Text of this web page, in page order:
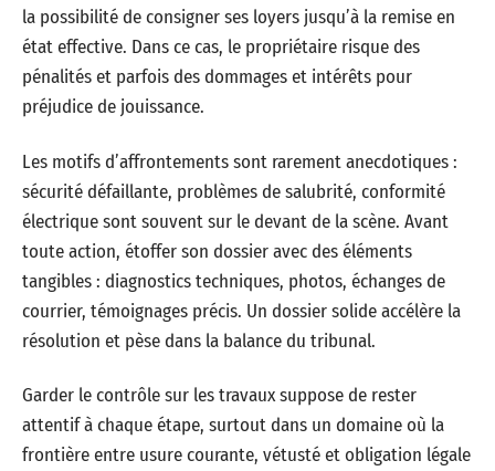
la possibilité de consigner ses loyers jusqu’à la remise en
état effective. Dans ce cas, le propriétaire risque des
pénalités et parfois des dommages et intérêts pour
préjudice de jouissance.
Les motifs d’affrontements sont rarement anecdotiques :
sécurité défaillante, problèmes de salubrité, conformité
électrique sont souvent sur le devant de la scène. Avant
toute action, étoffer son dossier avec des éléments
tangibles : diagnostics techniques, photos, échanges de
courrier, témoignages précis. Un dossier solide accélère la
résolution et pèse dans la balance du tribunal.
Garder le contrôle sur les travaux suppose de rester
attentif à chaque étape, surtout dans un domaine où la
frontière entre usure courante, vétusté et obligation légale